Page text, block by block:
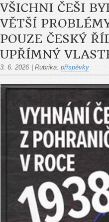
VŠICHNI ČEŠI
VĚTŠÍ
POUZE ČESKÝ
UPŘÍMNÝ
3. 6. 2026 Rubrika: příspěvky